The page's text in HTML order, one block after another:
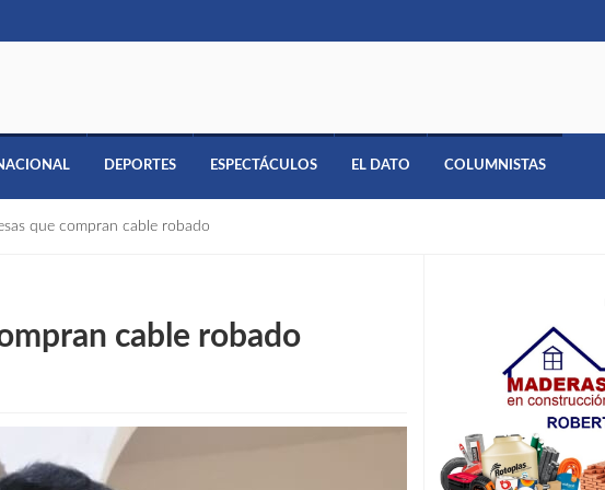
DEPORTES ESPECTÁCULOS EL DATO COLUMNISTAS
que compran cable robado
cable robado